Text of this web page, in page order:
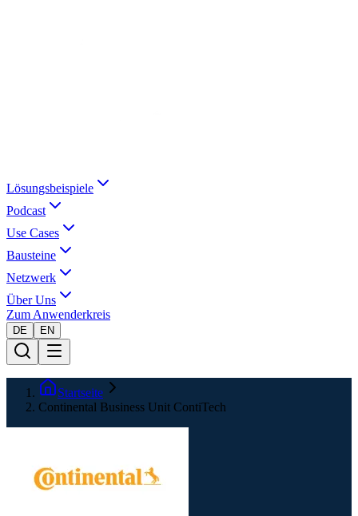
Lösungsbeispiele
Podcast
Use Cases
Bausteine
Netzwerk
Über Uns
Zum Anwenderkreis
DE EN
Startseite
Continental Business Unit ContiTech